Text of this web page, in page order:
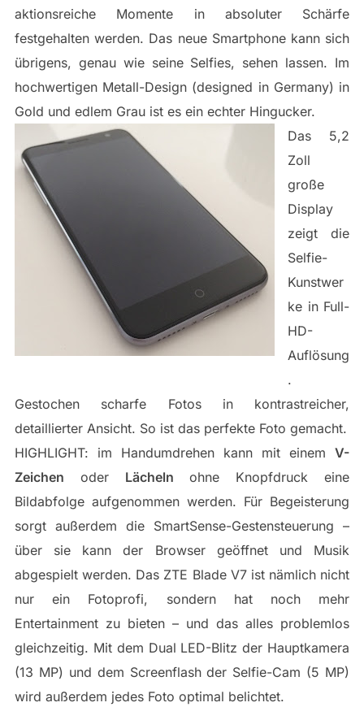
aktionsreiche Momente in absoluter Schärfe
festgehalten werden. Das neue Smartphone kann sich
übrigens, genau wie seine Selfies, sehen lassen. Im
hochwertigen Metall-Design (designed in Germany) in
Gold und edlem Grau ist es ein echter Hingucker.
Das 5,2
Zoll
große
Display
zeigt die
Selfie-
Kunstwer
ke in Full-
HD-
Auflösung
.
Gestochen scharfe Fotos in kontrastreicher,
detaillierter Ansicht. So ist das perfekte Foto gemacht.
HIGHLIGHT: im Handumdrehen kann mit einemV-
Zeichen oder Lächelnohne Knopfdruck eine
Bildabfolge aufgenommen werden. Für Begeisterung
sorgt außerdem die SmartSense-Gestensteuerung –
über sie kann der Browser geöffnet und Musik
abgespielt werden. Das ZTE Blade V7 ist nämlich nicht
nur ein Fotoprofi, sondern hat noch mehr
Entertainment zu bieten – und das alles problemlos
gleichzeitig. Mit dem Dual LED-Blitz der Hauptkamera
(13 MP) und dem Screenflash der Selfie-Cam (5 MP)
wird außerdem jedes Foto optimal belichtet.